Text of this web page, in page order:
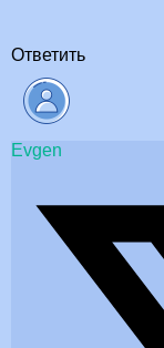
Ответить
Evgen